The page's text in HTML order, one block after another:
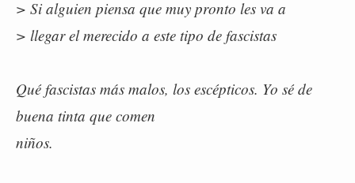
> Si alguien piensa que muy pronto les va a
> llegar el merecido a este tipo de fascistas
Qué fascistas más malos, los escépticos. Yo sé de
buena tinta que comen
niños.